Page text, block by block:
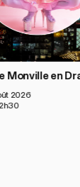
Monville en
2026